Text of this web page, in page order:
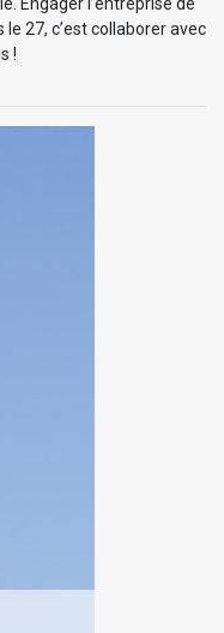
27, c’est collaborer avec
!